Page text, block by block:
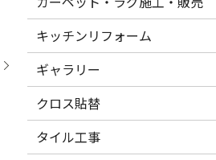
キッチンリフォーム
ギャラリー
クロス貼替
タイル工事